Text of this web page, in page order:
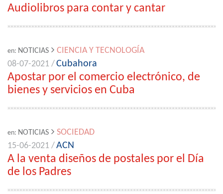
Audiolibros para contar y cantar
en: NOTICIAS
CIENCIA Y TECNOLOGÍA
08-07-2021 /Cubahora
Apostar por el comercio electrónico, de
bienes y servicios en Cuba
en: NOTICIAS
SOCIEDAD
15-06-2021 /ACN
A la venta diseños de postales por el Día
de los Padres